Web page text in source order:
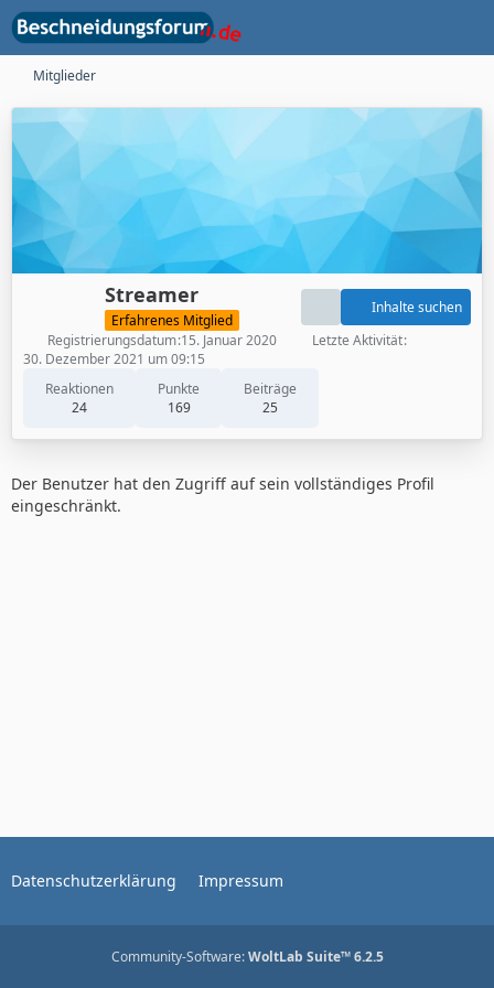
Mitglieder
Streamer
Erfahrenes Mitglied
Reaktionen
24
Punkte
169
Beiträge
25
Inhalte suchen
Registrierungsdatum 15. Januar 2020
Letzte Aktivität
30. Dezember 2021 um 09:15
Der Benutzer hat den Zugriff auf sein vollständiges Profil
eingeschränkt.
Datenschutzerklärung Impressum
Community-Software:WoltLab Suite™ 6.2.5